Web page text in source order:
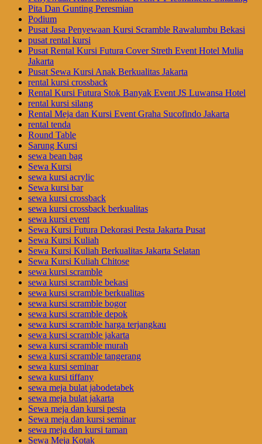
Pita Dan Gunting Peresmian
Podium
Pusat Jasa Penyewaan Kursi Scramble Rawalumbu Bekasi
pusat rental kursi
Pusat Rental Kursi Futura Cover Streth Event Hotel Mulia
Jakarta
Pusat Sewa Kursi Anak Berkualitas Jakarta
rental kursi crossback
Rental Kursi Futura Stok Banyak Event JS Luwansa Hotel
rental kursi silang
Rental Meja dan Kursi Event Graha Sucofindo Jakarta
rental tenda
Round Table
Sarung Kursi
sewa bean bag
Sewa Kursi
sewa kursi acrylic
Sewa kursi bar
sewa kursi crossback
sewa kursi crossback berkualitas
sewa kursi event
Sewa Kursi Futura Dekorasi Pesta Jakarta Pusat
Sewa Kursi Kuliah
Sewa Kursi Kuliah Berkualitas Jakarta Selatan
Sewa Kursi Kuliah Chitose
sewa kursi scramble
sewa kursi scramble bekasi
sewa kursi scramble berkualitas
sewa kursi scramble bogor
sewa kursi scramble depok
sewa kursi scramble harga terjangkau
sewa kursi scramble jakarta
sewa kursi scramble murah
sewa kursi scramble tangerang
sewa kursi seminar
sewa kursi tiffany
sewa meja bulat jabodetabek
sewa meja bulat jakarta
Sewa meja dan kursi pesta
Sewa meja dan kursi seminar
sewa meja dan kursi taman
Sewa Meja Kotak